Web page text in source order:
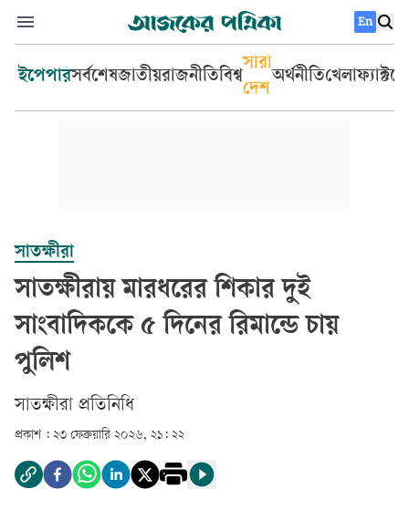
En
ইপেপারসর্বশেষজাতীয়রাজনীতিবিশ্ব
সারা
দেশ
অর্থনীতিখেলা
সাতক্ষীরা
সাতক্ষীরায় মারধরের শিকার দুই
সাংবাদিককে ৫ দিনের রিমান্ডে চায়
পুলিশ
সাতক্ষীরা প্রতিনিধি
প্রকাশ : ২৩ ফেব্রুয়ারি ২০২৬, ২১: ২২